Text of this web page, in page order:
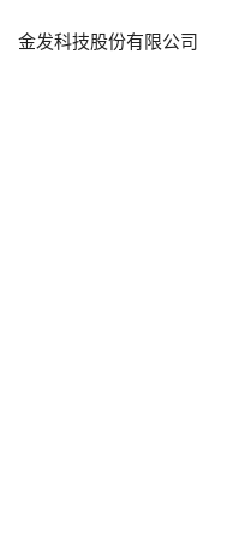
金发科技股份有限公司